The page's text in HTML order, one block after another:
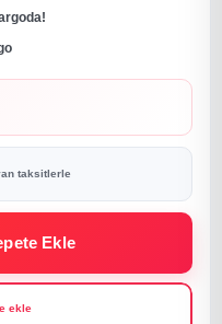
taksitlerle
Ekle
ekle